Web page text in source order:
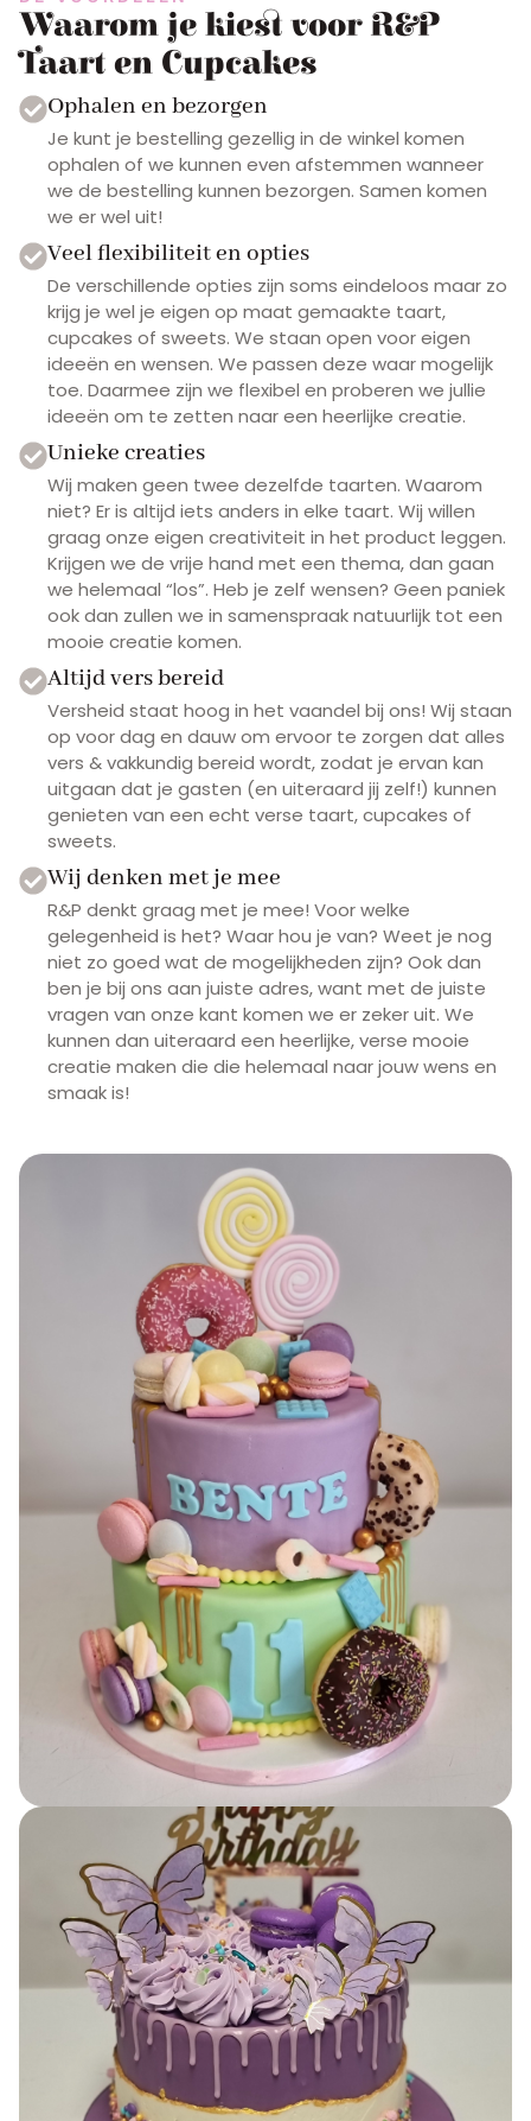
Waarom je kiest voor R&P
Taart en Cupcakes
Ophalen en bezorgen
Je kunt je bestelling gezellig in de winkel komen
ophalen of we kunnen even afstemmen wanneer
we de bestelling kunnen bezorgen. Samen komen
we er wel uit!
Veel flexibiliteit en opties
De verschillende opties zijn soms eindeloos maar zo
krijg je wel je eigen op maat gemaakte taart,
cupcakes of sweets. We staan open voor eigen
ideeën en wensen. We passen deze waar mogelijk
toe. Daarmee zijn we flexibel en proberen we jullie
ideeën om te zetten naar een heerlijke creatie.
Unieke creaties
Wij maken geen twee dezelfde taarten. Waarom
niet? Er is altijd iets anders in elke taart. Wij willen
graag onze eigen creativiteit in het product leggen.
Krijgen we de vrije hand met een thema, dan gaan
we helemaal “los”. Heb je zelf wensen? Geen paniek
ook dan zullen we in samenspraak natuurlijk tot een
mooie creatie komen.
Altijd vers bereid
Versheid staat hoog in het vaandel bij ons! Wij staan
op voor dag en dauw om ervoor te zorgen dat alles
vers & vakkundig bereid wordt, zodat je ervan kan
uitgaan dat je gasten (en uiteraard jij zelf!) kunnen
genieten van een echt verse taart, cupcakes of
sweets.
Wij denken met je mee
R&P denkt graag met je mee! Voor welke
gelegenheid is het? Waar hou je van? Weet je nog
niet zo goed wat de mogelijkheden zijn? Ook dan
ben je bij ons aan juiste adres, want met de juiste
vragen van onze kant komen we er zeker uit. We
kunnen dan uiteraard een heerlijke, verse mooie
creatie maken die die helemaal naar jouw wens en
smaak is!